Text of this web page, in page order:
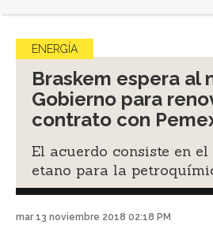
ENERGÍA
Braskem espera al
Gobierno para
contrato con
El acuerdo consiste en
etano para la
mar 13 noviembre 2018 02:18 PM